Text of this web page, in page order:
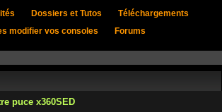
Dossiers et Tutos
Téléchargements
modifier vos consoles
Forums
puce x360SED